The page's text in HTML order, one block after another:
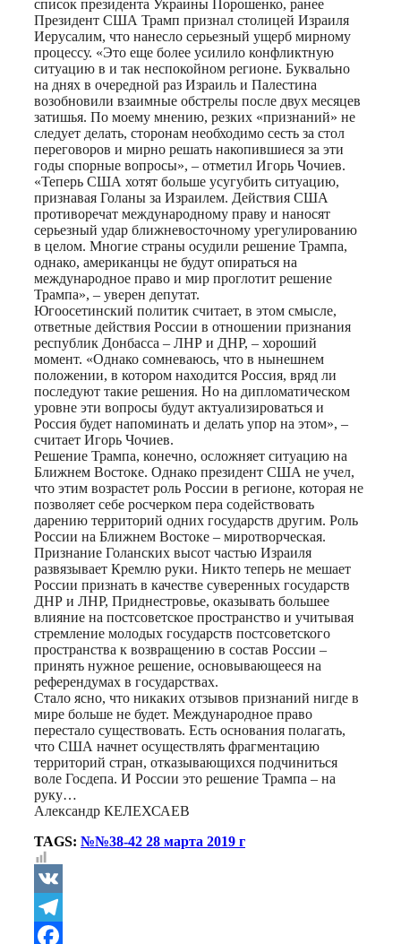
список президента Украины Порошенко, ранее
Президент США Трамп признал столицей Израиля
Иерусалим, что нанесло серьезный ущерб мирному
процессу. «Это еще более усилило конфликтную
ситуацию в и так неспокойном регионе. Буквально
на днях в очередной раз Израиль и Палестина
возобновили взаимные обстрелы после двух месяцев
затишья. По моему мнению, резких «признаний» не
следует делать, сторонам необходимо сесть за стол
переговоров и мирно решать накопившиеся за эти
годы спорные вопросы», – отметил Игорь Чочиев.
«Теперь США хотят больше усугубить ситуацию,
признавая Голаны за Израилем. Действия США
противоречат международному праву и наносят
серьезный удар ближневосточному урегулированию
в целом. Многие страны осудили решение Трампа,
однако, американцы не будут опираться на
международное право и мир проглотит решение
Трампа», – уверен депутат.
Югоосетинский политик считает, в этом смысле,
ответные действия России в отношении признания
республик Донбасса – ЛНР и ДНР, – хороший
момент. «Однако сомневаюсь, что в нынешнем
положении, в котором находится Россия, вряд ли
последуют такие решения. Но на дипломатическом
уровне эти вопросы будут актуализироваться и
Россия будет напоминать и делать упор на этом», –
считает Игорь Чочиев.
Решение Трампа, конечно, осложняет ситуацию на
Ближнем Востоке. Однако президент США не учел,
что этим возрастет роль России в регионе, которая не
позволяет себе росчерком пера содействовать
дарению территорий одних государств другим. Роль
России на Ближнем Востоке – миротворческая.
Признание Голанских высот частью Израиля
развязывает Кремлю руки. Никто теперь не мешает
России признать в качестве суверенных государств
ДНР и ЛНР, Приднестровье, оказывать большее
влияние на постсоветское пространство и учитывая
стремление молодых государств постсоветского
пространства к возвращению в состав России –
принять нужное решение, основывающееся на
референдумах в государствах.
Стало ясно, что никаких отзывов признаний нигде в
мире больше не будет. Международное право
перестало существовать. Есть основания полагать,
что США начнет осуществлять фрагментацию
территорий стран, отказывающихся подчиниться
воле Госдепа. И России это решение Трампа – на
руку…
Александр КЕЛЕХСАЕВ
TAGS: №№38-42 28 марта 2019 г
VK
Telegram